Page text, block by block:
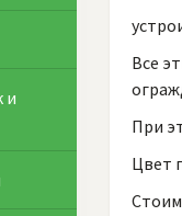
Все
При
Цвет
и